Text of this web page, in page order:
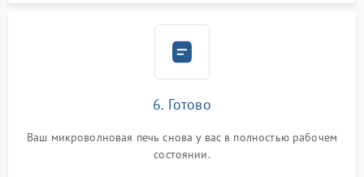
6. Готово
Ваш микроволновая печь снова у вас в полностью рабочем
состоянии.